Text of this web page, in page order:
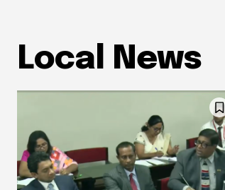
Local News